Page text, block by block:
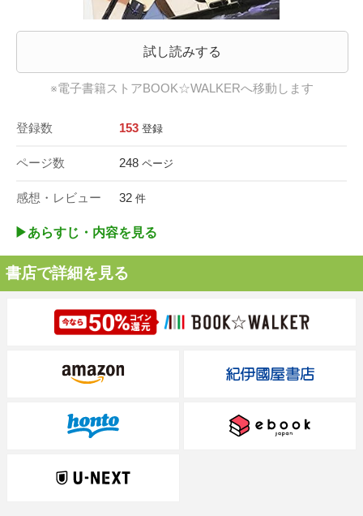
試し読みする
※電子書籍ストアBOOK☆WALKERへ移動します
登録数 153 登録
ページ数 248 ページ
感想・レビュー 32 件
▶︎あらすじ・内容を見る
書店で詳細を見る